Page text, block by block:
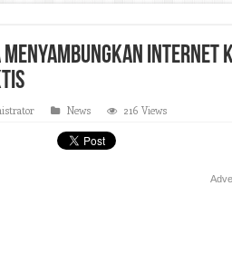
Menyambungkan Internet
News 216 Views